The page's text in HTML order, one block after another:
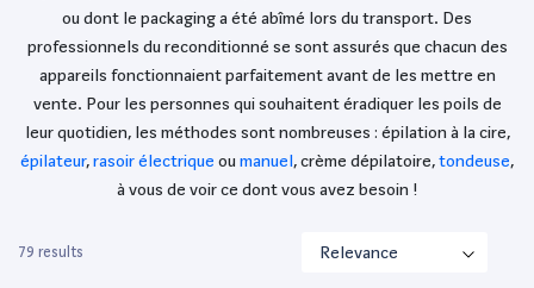
ou dont le packaging a été abîmé lors du transport. Des
professionnels du reconditionné se sont assurés que chacun des
appareils fonctionnaient parfaitement avant de les mettre en
vente. Pour les personnes qui souhaitent éradiquer les poils de
leur quotidien, les méthodes sont nombreuses : épilation à la cire,
épilateur,rasoir électrique ou manuel, crème dépilatoire,tondeuse,
à vous de voir ce dont vous avez besoin !
79 results